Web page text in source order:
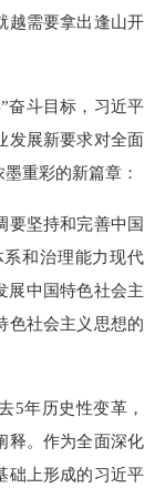
需要拿出逢山开
斗目标，习近平
发展新要求对全面
重彩的新篇章：
坚持和完善中国
和治理能力现代
展中国特色社会主
色社会主义思想的
年历史性变革，
释。作为全面深化
础上形成的习近平